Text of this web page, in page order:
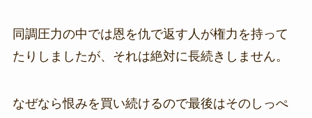
同調圧力の中では恩を仇で返す人が権力を持って
たりしましたが、それは絶対に長続きしません。
なぜなら恨みを買い続けるので最後はそのしっぺ